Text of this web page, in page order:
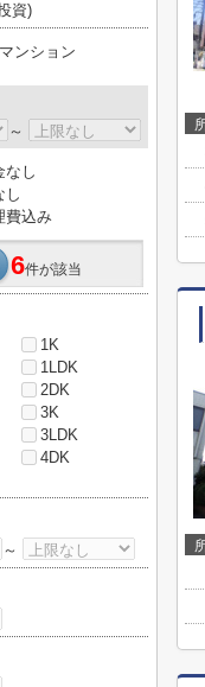
資)
マンション
～
なし
し
費込み
6件が該当
1K
1LDK
2DK
3K
3LDK
4DK
～